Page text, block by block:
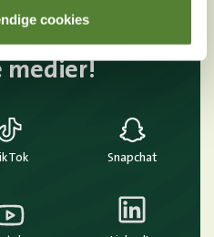
cookies
på
medier!
Snapchat